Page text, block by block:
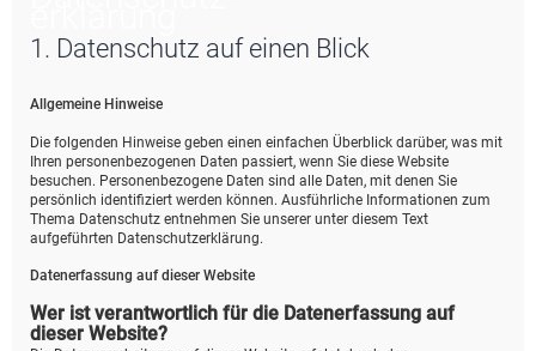
1. Datenschutz auf einen Blick
Allgemeine Hinweise
Die folgenden Hinweise geben einen einfachen Überblick darüber, was mit
Ihren personenbezogenen Daten passiert, wenn Sie diese Website
besuchen. Personenbezogene Daten sind alle Daten, mit denen Sie
persönlich identifiziert werden können. Ausführliche Informationen zum
Thema Datenschutz entnehmen Sie unserer unter diesem Text
aufgeführten Datenschutzerklärung.
Datenerfassung auf dieser Website
Wer ist verantwortlich für die Datenerfassung auf
dieser Website?